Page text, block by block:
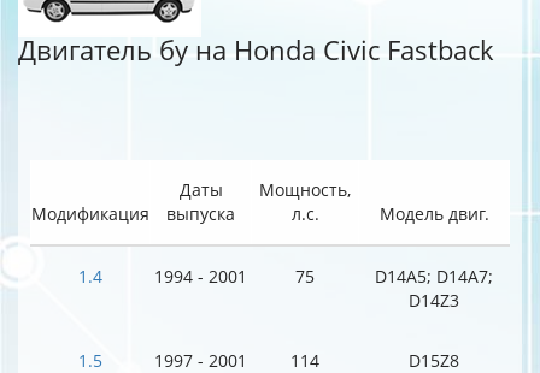
Двигатель бу на Honda Civic Fastback
Модификация
Даты
выпуска
Мощность,
л.с.
Модель двиг.
1.4 1994 - 2001 75
D14A5; D14A7;
D14Z3
1.5 1997 - 2001 114 D15Z8